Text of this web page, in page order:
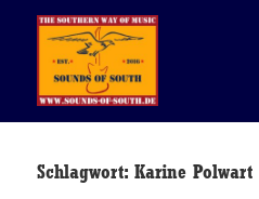
Schlagwort:Karine Polwart